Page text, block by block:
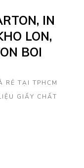
IN
LON,
BOI
RẺ TẠI TPHCM
GIẤY CHẤT